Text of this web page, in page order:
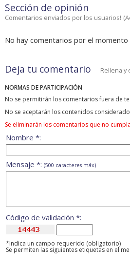
Sección de opinión
Comentarios enviados por los usuarios! (
No hay comentarios por el momento
Deja tu comentario Rellena y
NORMAS DE PARTICIPACIÓN
No se permitirán los comentarios fuera de
No se aceptarán los contenidos
Se eliminarán los comentarios que no
Nombre *:
Mensaje *: (500 caracteres máx)
Código de validación *:
*Indica un campo requerido (obligatorio)
Se permiten las siguientes etiquetas en el